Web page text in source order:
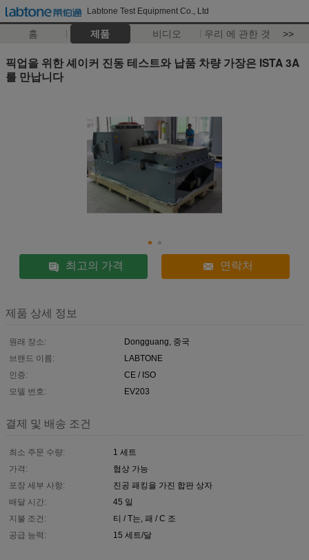
Labtone Test Equipment Co., Ltd
홈 제품 비디오 우리 에 관한 것 >>
픽업을 위한 셰이커 진동 테스트와 납품 차량 가장은 ISTA 3A
를 만납니다
최고의 가격 연락처
제품 상세 정보
원래 장소:
Dongguang, 중국
브랜드 이름:
LABTONE
인증:
CE / ISO
모델 번호:
EV203
결제 및 배송 조건
최소 주문 수량:
1 세트
가격:
협상 가능
포장 세부 사항:
진공 패킹을 가진 합판 상자
배달 시간:
45 일
지불 조건:
티 / T는, 패 / C 조
공급 능력:
15 세트/달